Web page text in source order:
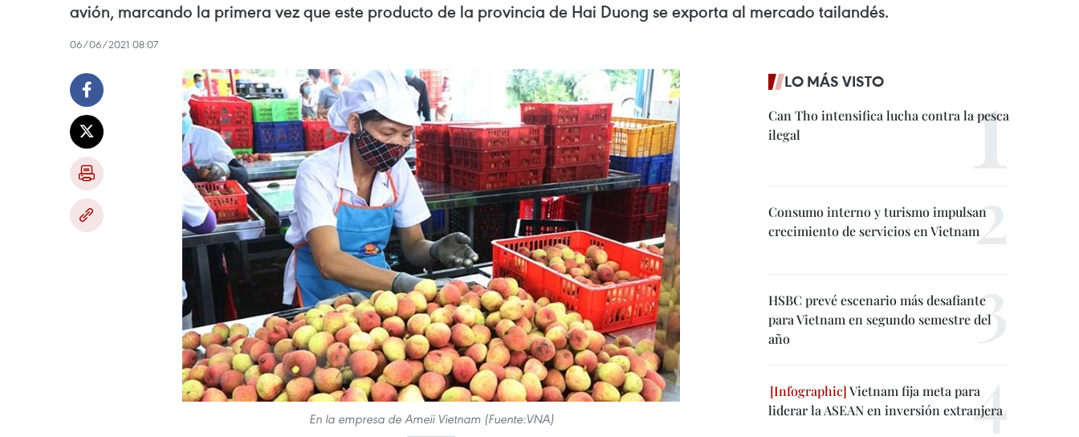
avión, marcando la primera vez que este producto de la provincia de Hai Duong se exporta al mercado tailandés.
06/06/2021 08:07
En la empresa de Ameii Vietnam (Fuente:VNA)
LO MÁS VISTO
Can Tho intensifica lucha contra la pesca
ilegal
Consumo interno y turismo impulsan
crecimiento de servicios en Vietnam
HSBC prevé escenario más desafiante
para Vietnam en segundo semestre del
año
Vietnam fija meta para
liderar la ASEAN en inversión extranjera